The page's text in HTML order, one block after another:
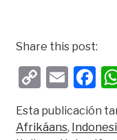
Share this post:
C
p
E
ail
F
c
Esta publicación
Afrikáans